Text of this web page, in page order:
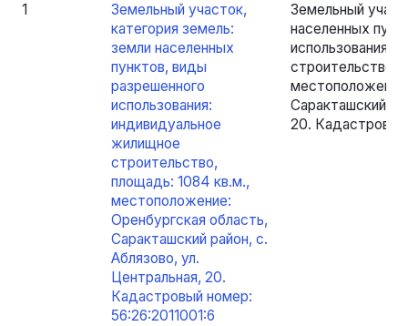
1
Земельный участок,
категория земель:
земли населенных
пунктов, виды
разрешенного
использования:
индивидуальное
жилищное
строительство,
площадь: 1084 кв.м.,
местоположение:
Оренбургская область,
Саракташский район, с.
Аблязово, ул.
Центральная, 20.
Кадастровый номер:
56:26:2011001:6
Земельный
населенных
использования:
строительство,
Саракташский
20.